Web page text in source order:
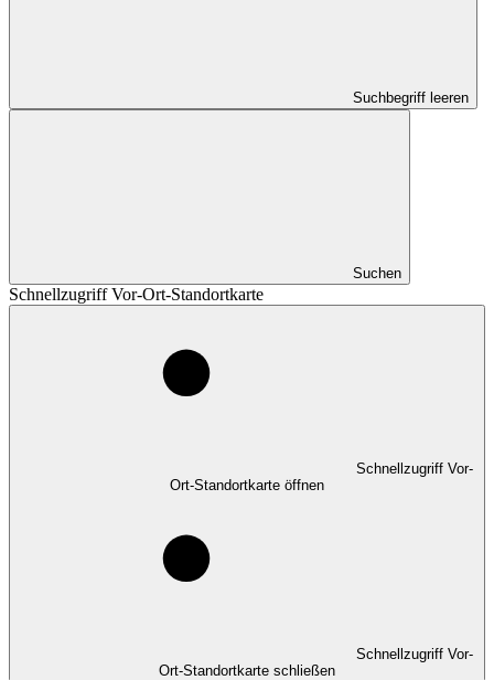
Suchbegriff leeren
Suchen
Schnellzugriff Vor-Ort-Standortkarte
Schnellzugriff Vor-
Ort-Standortkarte öffnen
Schnellzugriff Vor-
Ort-Standortkarte schließen